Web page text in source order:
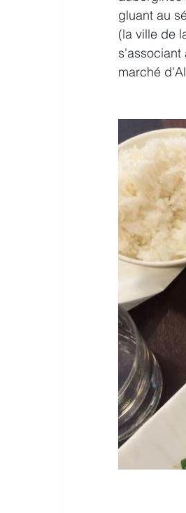
gluant au
(la ville de
s'associant
marché